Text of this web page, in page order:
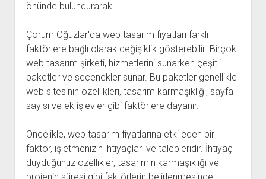
önünde bulundurarak.
Çorum Oğuzlar'da web tasarım fiyatları farklı
faktörlere bağlı olarak değişiklik gösterebilir. Birçok
web tasarım şirketi, hizmetlerini sunarken çeşitli
paketler ve seçenekler sunar. Bu paketler genellikle
web sitesinin özellikleri, tasarım karmaşıklığı, sayfa
sayısı ve ek işlevler gibi faktörlere dayanır.
Öncelikle, web tasarım fiyatlarına etki eden bir
faktör, işletmenizin ihtiyaçları ve talepleridir. İhtiyaç
duyduğunuz özellikler, tasarımın karmaşıklığı ve